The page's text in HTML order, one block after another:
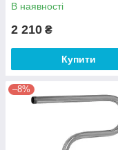
В наявності
2 210 ₴
Купити
–8%